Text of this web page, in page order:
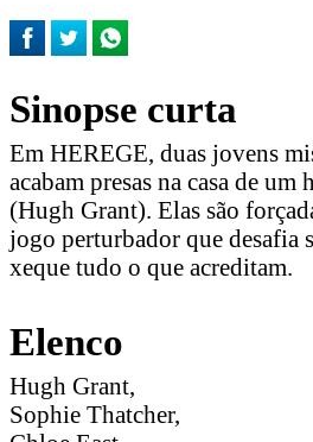
Sinopse curta
Em HEREGE, duas jovens
acabam presas na casa de um
(Hugh Grant). Elas são
jogo perturbador que desafia
xeque tudo o que acreditam.
Elenco
Hugh Grant,
Sophie Thatcher,